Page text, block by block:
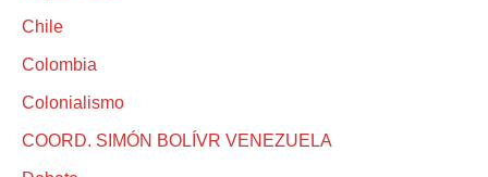
Chile
Colombia
Colonialismo
COORD. SIMÓN BOLÍVR VENEZUELA